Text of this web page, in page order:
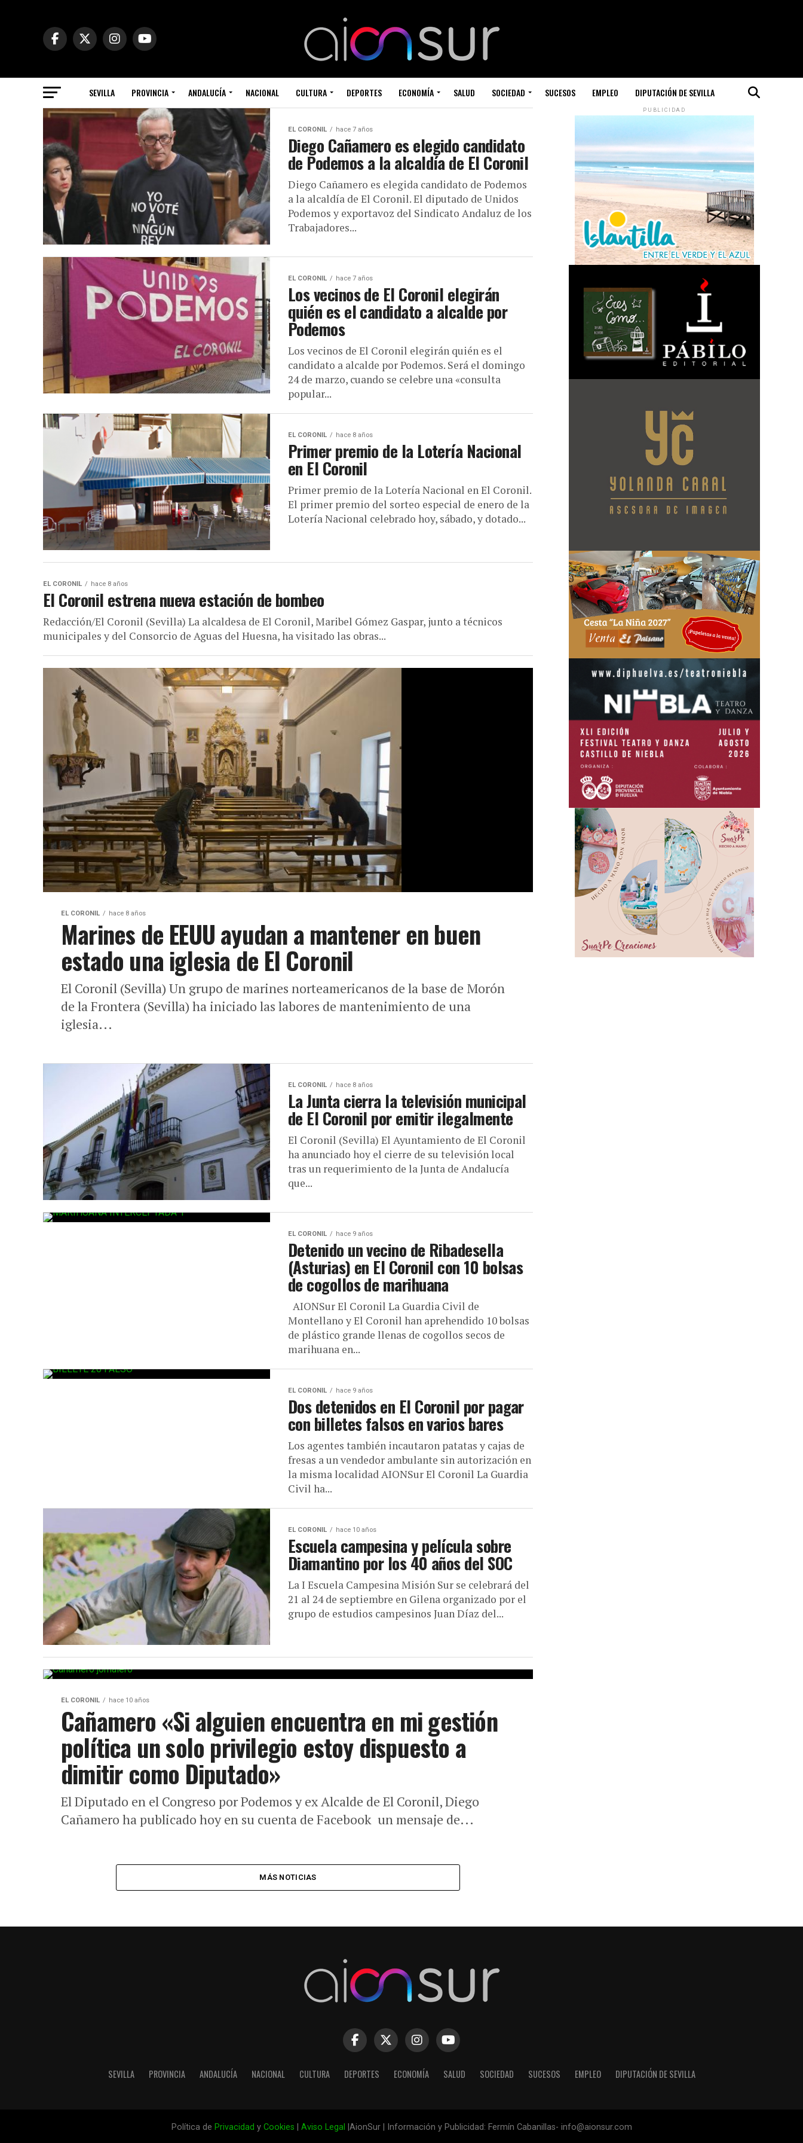
SEVILLA PROVINCIA ANDALUCÍA NACIONAL CULTURA DEPORTES ECONOMÍA SALUD SOCIEDAD SUCESOS EMPLEO DIPUTACIÓN DE SEVILLA
EL CORONIL hace 7 años
Diego Cañamero es elegido candidato
de Podemos a la alcaldía de El Coronil
Diego Cañamero es elegida candidato de Podemos
a la alcaldía de El Coronil. El diputado de Unidos
Podemos y exportavoz del Sindicato Andaluz de los
Trabajadores...
EL CORONIL hace 7 años
Los vecinos de El Coronil elegirán
quién es el candidato a alcalde por
Podemos
Los vecinos de El Coronil elegirán quién es el
candidato a alcalde por Podemos. Será el domingo
24 de marzo, cuando se celebre una «consulta
popular...
EL CORONIL hace 8 años
Primer premio de la Lotería Nacional
en El Coronil
Primer premio de la Lotería Nacional en El Coronil.
El primer premio del sorteo especial de enero de la
Lotería Nacional celebrado hoy, sábado, y dotado...
EL CORONIL hace 8 años
El Coronil estrena nueva estación de bombeo
Redacción/El Coronil (Sevilla) La alcaldesa de El Coronil, Maribel Gómez Gaspar, junto a técnicos
municipales y del Consorcio de Aguas del Huesna, ha visitado las obras...
EL CORONIL hace 8 años
Marines de EEUU ayudan a mantener en buen
estado una iglesia de El Coronil
El Coronil (Sevilla) Un grupo de marines norteamericanos de la base de Morón
de la Frontera (Sevilla) ha iniciado las labores de mantenimiento de una
iglesia...
EL CORONIL hace 8 años
La Junta cierra la televisión municipal
de El Coronil por emitir ilegalmente
El Coronil (Sevilla) El Ayuntamiento de El Coronil
ha anunciado hoy el cierre de su televisión local
tras un requerimiento de la Junta de Andalucía
que...
EL CORONIL hace 9 años
Detenido un vecino de Ribadesella
(Asturias) en El Coronil con 10 bolsas
de cogollos de marihuana
AIONSur El Coronil La Guardia Civil de
Montellano y El Coronil han aprehendido 10 bolsas
de plástico grande llenas de cogollos secos de
marihuana en...
EL CORONIL hace 9 años
Dos detenidos en El Coronil por pagar
con billetes falsos en varios bares
Los agentes también incautaron patatas y cajas de
fresas a un vendedor ambulante sin autorización en
la misma localidad AIONSur El Coronil La Guardia
Civil ha...
EL CORONIL hace 10 años
Escuela campesina y película sobre
Diamantino por los 40 años del SOC
La I Escuela Campesina Misión Sur se celebrará del
21 al 24 de septiembre en Gilena organizado por el
grupo de estudios campesinos Juan Díaz del...
EL CORONIL hace 10 años
Cañamero «Si alguien encuentra en mi gestión
política un solo privilegio estoy dispuesto a
dimitir como Diputado»
El Diputado en el Congreso por Podemos y ex Alcalde de El Coronil, Diego
Cañamero ha publicado hoy en su cuenta de Facebook un mensaje de...
MÁS NOTICIAS
PUBLICIDAD
SEVILLA PROVINCIA ANDALUCÍA NACIONAL CULTURA DEPORTES ECONOMÍA SALUD SOCIEDAD SUCESOS EMPLEO DIPUTACIÓN DE SEVILLA
Política de Privacidad y Cookies Aviso Legal |AionSur | Información y Publicidad: Fermín Cabanillas- info@aionsur.com